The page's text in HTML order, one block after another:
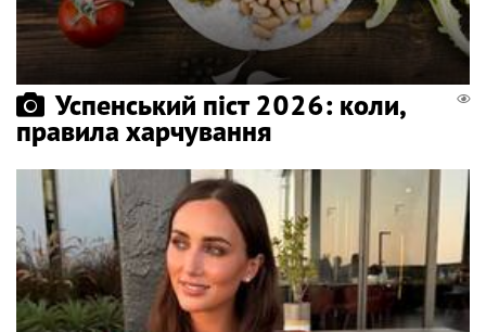
Успенський піст 2026: коли,
правила харчування